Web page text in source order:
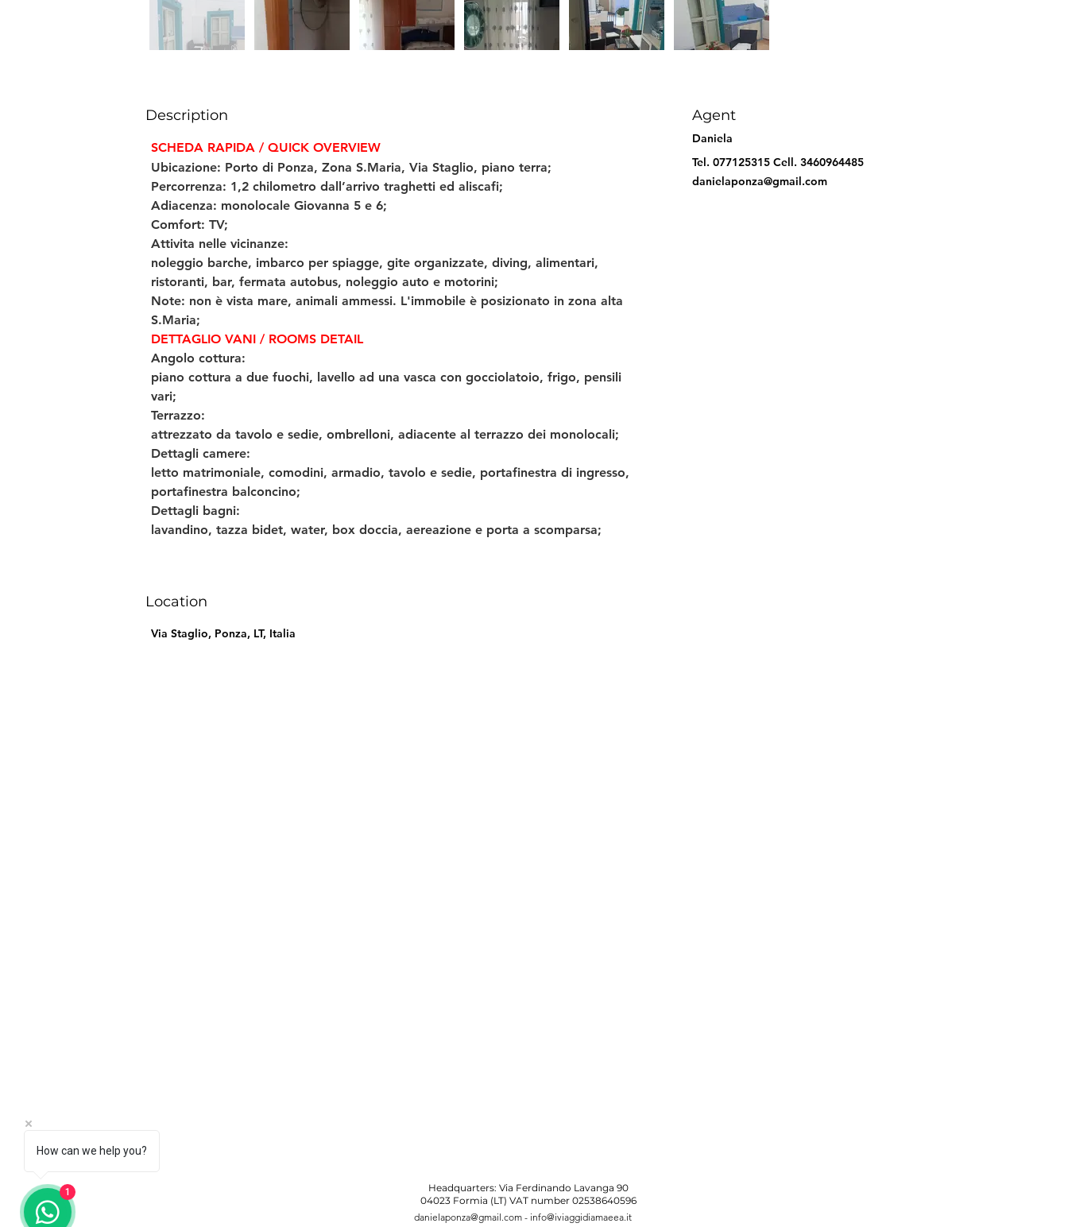
Description
SCHEDA RAPIDA / QUICK OVERVIEW
Ubicazione: Porto di Ponza, Zona S.Maria, Via Staglio, piano terra;
Percorrenza: 1,2 chilometro dall’arrivo traghetti ed aliscafi;
Adiacenza: monolocale Giovanna 5 e 6;
Comfort: TV;
Attivita nelle vicinanze:
noleggio barche, imbarco per spiagge, gite organizzate, diving, alimentari,
ristoranti, bar, fermata autobus, noleggio auto e motorini;
Note: non è vista mare, animali ammessi. L'immobile è posizionato in zona alta
S.Maria;
DETTAGLIO VANI / ROOMS DETAIL
Angolo cottura:
piano cottura a due fuochi, lavello ad una vasca con gocciolatoio, frigo, pensili
vari;
Terrazzo:
attrezzato da tavolo e sedie, ombrelloni, adiacente al terrazzo dei monolocali;
Dettagli camere:
letto matrimoniale, comodini, armadio, tavolo e sedie, portafinestra di ingresso,
portafinestra balconcino;
Dettagli bagni:
lavandino, tazza bidet, water, box doccia, aereazione e porta a scomparsa;
Agent
Daniela
Tel. 077125315 Cell. 3460964485
danielaponza@gmail.com
Location
Via Staglio, Ponza, LT, Italia
Headquarters: Via Ferdinando Lavanga 90
04023 Formia (LT) VAT number 02538640596
danielaponza@gmail.com- info@iviaggidiamaeea.it
How can we help you?
1